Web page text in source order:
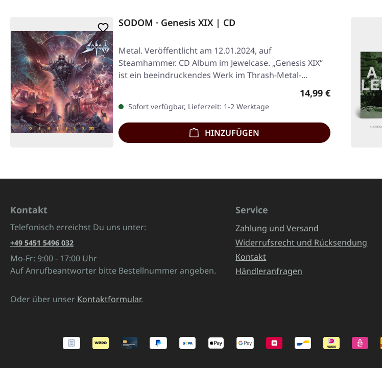
SODOM · Genesis XIX | CD
Metal. Veröffentlicht am 12.01.2024, auf
Steamhammer. CD Album im Jewelcase. „Genesis XIX“
ist ein beeindruckendes Werk im Thrash-Metal-
Regulärer Preis:
14,99 €
Sofort verfügbar, Lieferzeit: 1-2 Werktage
HINZUFÜGEN
Kontakt
Telefonisch erreichst Du uns unter:
+49 5451 5496 032
Mo-Fr: 9:00 - 17:00 Uhr
Auf Anrufbeantworter bitte Bestellnummer angeben.
Oder über unser Kontaktformular.
Service
Zahlung und Versand
Widerrufsrecht und Rücksendung
Kontakt
Händleranfragen